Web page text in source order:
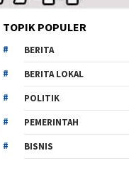
TOPIK POPULER
BERITA
BERITA LOKAL
POLITIK
PEMERINTAH
BISNIS